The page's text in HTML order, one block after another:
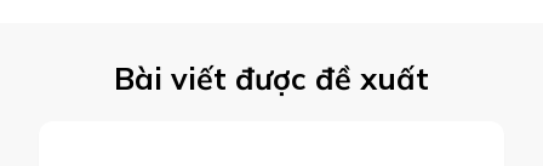
Bài viết được đề xuất